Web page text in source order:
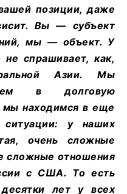
позиции, даже
Вы — субъект
мы — объект. У
не спрашивает, как,
Азии. Мы
в долговую
мы находимся в еще
ситуации: у наших
очень сложные
сложные отношения
с США. То есть
лет у всех